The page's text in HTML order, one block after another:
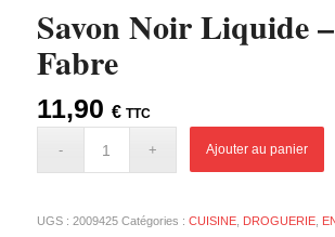
Savon Noir Liquide
Fabre
11,90 € TTC
Ajouter au panier
UGS : 2009425 Catégories : CUISINE, DROGUERIE,